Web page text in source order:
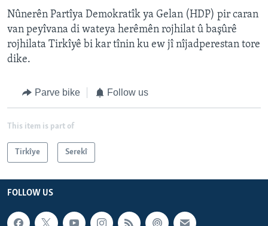
Nûnerên Partîya Demokratîk ya Gelan (HDP) pir caran
van peyîvana di wateya herêmên rojhilat û başûrê
rojhilata Tirkîyê bi kar tînin ku ew jî nîjadperestan tore
dike.
Parve bike Follow us
This item is part of
Tirkîye Serekî
FOLLOW US